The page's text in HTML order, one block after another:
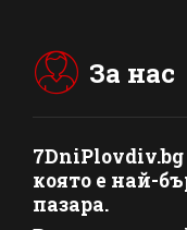
За нас
7DniPlovdiv.bg
която е най-
пазара.